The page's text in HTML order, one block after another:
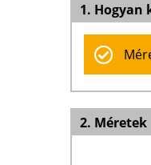
1. Hogyan
2. Méretek